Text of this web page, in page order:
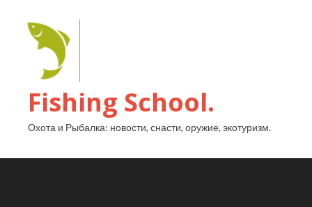
Fishing School.
Охота и Рыбалка: новости, снасти, оружие, экотуризм.